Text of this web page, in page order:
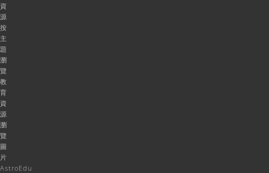
資
源
按
主
題
瀏
覽
教
育
資
源
瀏
覽
圖
片
AstroEdu